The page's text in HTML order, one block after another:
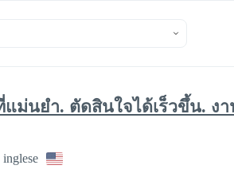
ม่นยำ. ตัดสินใจได้เร็วขึ้น. ง
inglese